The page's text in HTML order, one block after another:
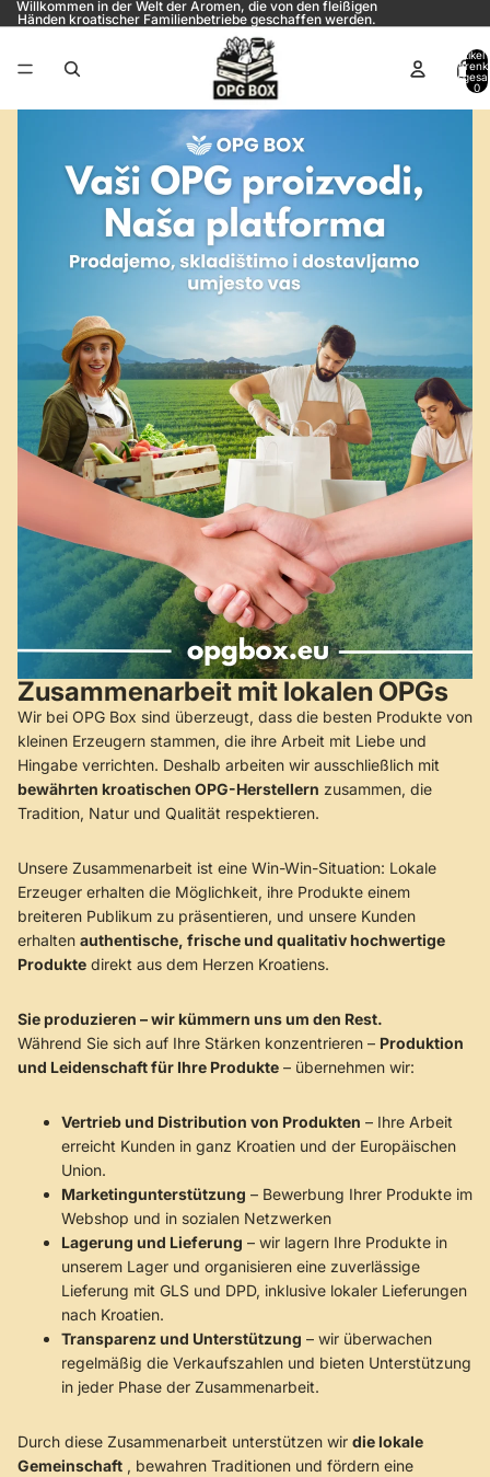
Willkommen in der Welt der Aromen, die von den fleißigen
Händen kroatischer Familienbetriebe geschaffen werden.
Artikel
0
Zusammenarbeit mit lokalen OPGs
Wir bei OPG Box sind überzeugt, dass die besten Produkte von
kleinen Erzeugern stammen, die ihre Arbeit mit Liebe und
Hingabe verrichten. Deshalb arbeiten wir ausschließlich mit
bewährten kroatischen OPG-Herstellern zusammen, die
Tradition, Natur und Qualität respektieren.
Unsere Zusammenarbeit ist eine Win-Win-Situation: Lokale
Erzeuger erhalten die Möglichkeit, ihre Produkte einem
breiteren Publikum zu präsentieren, und unsere Kunden
erhalten authentische, frische und qualitativ hochwertige
Produkte direkt aus dem Herzen Kroatiens.
Sie produzieren – wir kümmern uns um den Rest.
Während Sie sich auf Ihre Stärken konzentrieren – Produktion
und Leidenschaft für Ihre Produkte – übernehmen wir:
Vertrieb und Distribution von Produkten – Ihre Arbeit
erreicht Kunden in ganz Kroatien und der Europäischen
Union.
Marketingunterstützung – Bewerbung Ihrer Produkte im
Webshop und in sozialen Netzwerken
Lagerung und Lieferung – wir lagern Ihre Produkte in
unserem Lager und organisieren eine zuverlässige
Lieferung mit GLS und DPD, inklusive lokaler Lieferungen
nach Kroatien.
Transparenz und Unterstützung – wir überwachen
regelmäßig die Verkaufszahlen und bieten Unterstützung
in jeder Phase der Zusammenarbeit.
Durch diese Zusammenarbeit unterstützen wir die lokale
Gemeinschaft , bewahren Traditionen und fördern eine